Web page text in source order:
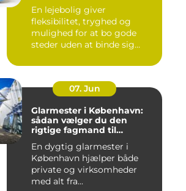
En lejebolig giver
fleksibilitet, tryghed og
mulighed for at bo gode
steder uden at binde sig
07. Jun
Glarmester i København:
sådan vælger du den
rigtige fagmand til
En dygtig glarmester i
København hjælper både
private og virksomheder
med alt fra...